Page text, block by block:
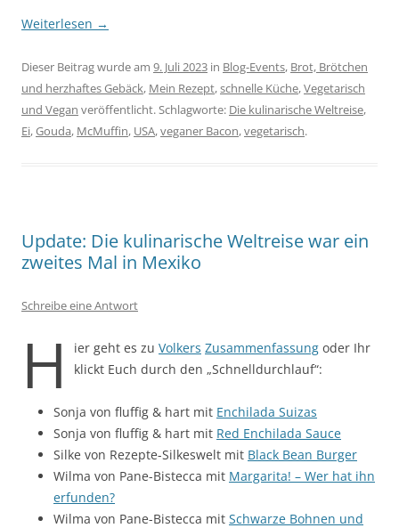
Weiterlesen →
Dieser Beitrag wurde am 9. Juli 2023 in Blog-Events, Brot, Brötchen
und herzhaftes Gebäck, Mein Rezept,schnelle Küche,Vegetarisch
und Vegan veröffentlicht. Schlagworte: Die kulinarische Weltreise,
Ei,Gouda, McMuffin, USA,veganer Bacon,vegetarisch.
Update: Die kulinarische Weltreise war ein
zweites Mal in Mexiko
Schreibe eine Antwort
H ier geht es zu Volkers Zusammenfassung oder Ihr
klickt Euch durch den „Schnelldurchlauf“:
Sonja von fluffig & hart mit Enchilada Suizas
Sonja von fluffig & hart mit Red Enchilada Sauce
Silke von Rezepte-Silkeswelt mit Black Bean Burger
Wilma von Pane-Bistecca mit Margarita! – Wer hat ihn
erfunden?
Wilma von Pane-Bistecca mit Schwarze Bohnen und